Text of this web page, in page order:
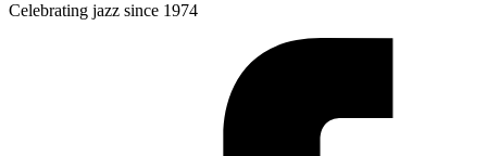
Celebrating jazz since 1974